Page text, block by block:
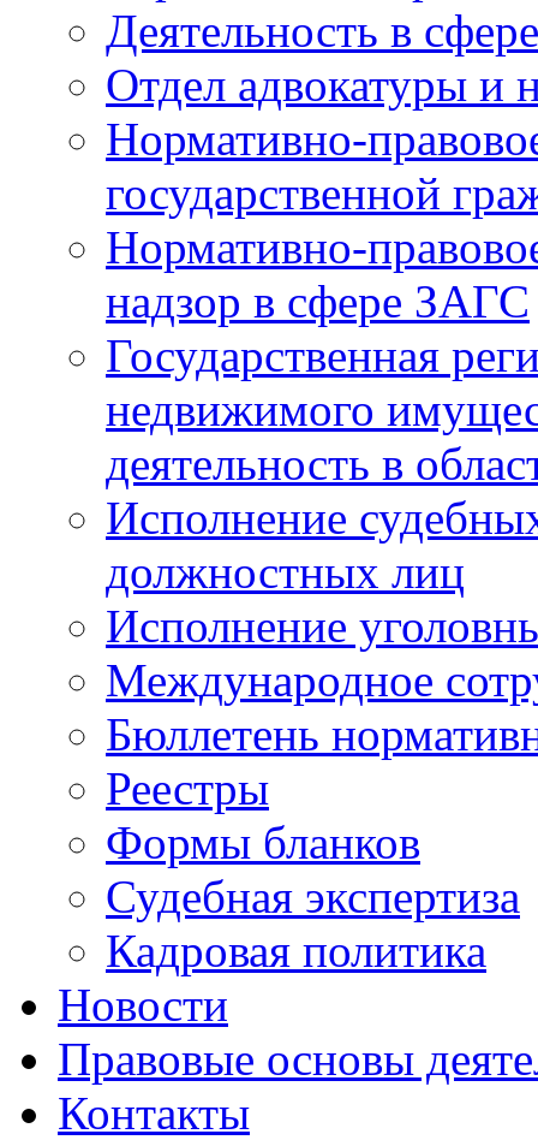
Деятельность в
Отдел адвокатуры и
Нормативно-
государственной
Нормативно-
надзор в сфере ЗАГС
Государственная
недвижимого
деятельность в
Исполнение
должностных лиц
Исполнение
Международное
Бюллетень
Реестры
Формы бланков
Судебная экспертиза
Кадровая политика
Новости
Правовые основы
Контакты